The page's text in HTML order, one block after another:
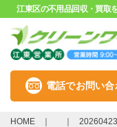
江東区の不用品回収・買取
電話でお問い合
HOME